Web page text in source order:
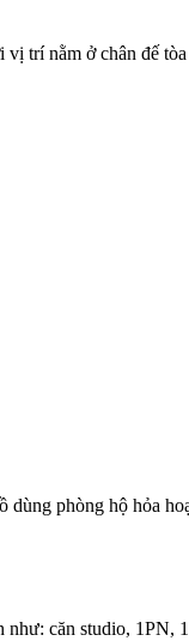
trí nằm ở chân đế
phòng hộ hỏa
như: căn studio,